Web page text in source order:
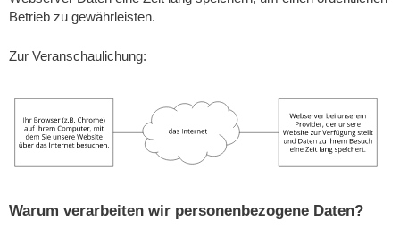
Betrieb zu gewährleisten.
Zur Veranschaulichung:
Warum verarbeiten wir personenbezogene Daten?